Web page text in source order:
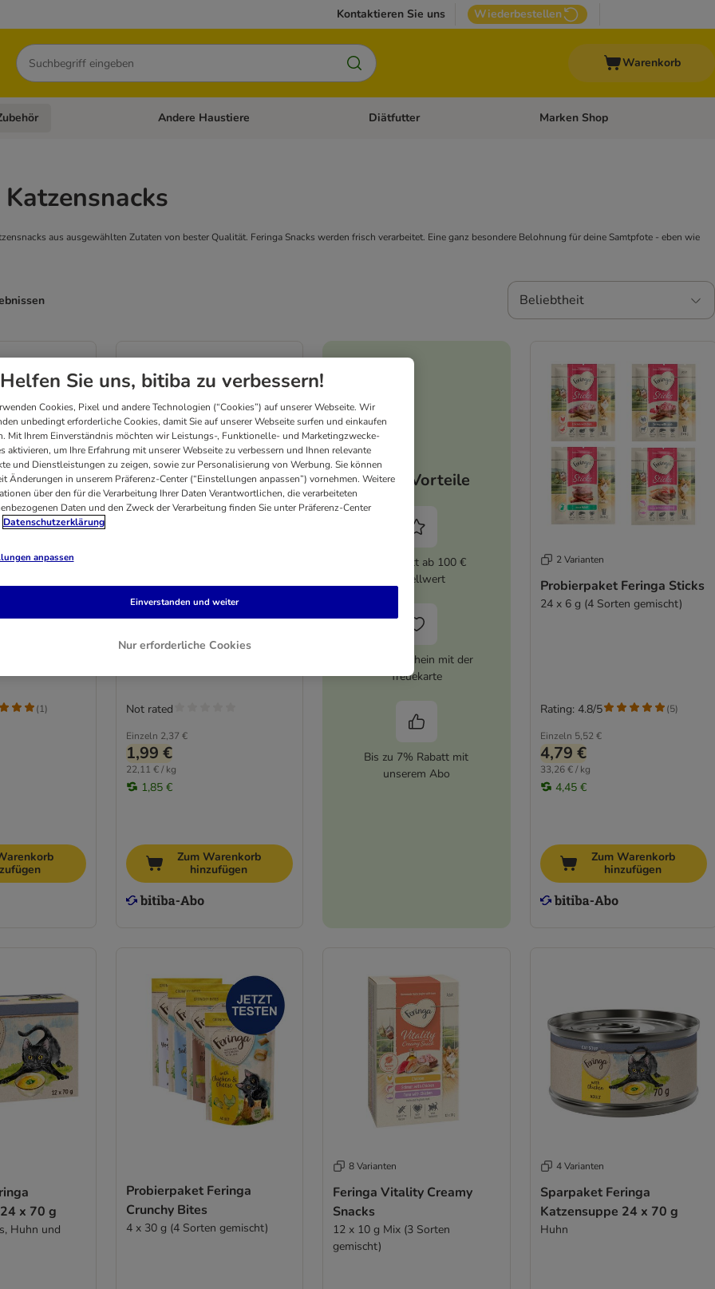
Kontaktieren Sie uns Wiederbestellen
Suchen
Warenkorb
Hundefutter und Zubehör Kategorie-Menü öffnen: Katzenfutter und Zubehör
Andere Haustiere Kategorie-Menü öffnen: Andere Haustiere
Diätfutter Kategorie-Menü öffnen: Diätfutter
Marken Shop
aus ausgewählten Zutaten von bester Qualität. Feringa Snacks werden frisch verarbeitet. Eine ganz besondere Belohnung für deine Samtpfote - eben wie
Beliebtheit
Bites
(1)
Feringa Crunchy Bites Huhn
& Käse
3 x 30 g
Einzeln 2,37 €
1,99 €
22,11 € / kg
1,85 €
Not rated
Zum Warenkorb
hinzufügen
Deine Vorteile
5% Rabatt ab 100 €
Bestellwert
10 € Gutschein mit der
Treuekarte
Bis zu 7% Rabatt mit
unserem Abo
2 Varianten
Probierpaket Feringa Sticks
24 x 6 g (4 Sorten gemischt)
Einzeln 5,52 €
4,79 €
33,26 € / kg
4,45 €
Rating: 4.8/5 (5)
Zum Warenkorb
hinzufügen
x 70 g
Huhn und
Probierpaket Feringa
Crunchy Bites
4 x 30 g (4 Sorten gemischt)
8 Varianten
Feringa Vitality Creamy
Snacks
12 x 10 g Mix (3 Sorten
gemischt)
4 Varianten
Sparpaket Feringa
Katzensuppe 24 x 70 g
Huhn
Helfen Sie uns, bitiba zu verbessern!
Cookies, Pixel und andere Technologien (“Cookies”) auf unserer Webseite. Wir
unbedingt erforderliche Cookies, damit Sie auf unserer Webseite surfen und einkaufen
Mit Ihrem Einverständnis möchten wir Leistungs-, Funktionelle- und Marketingzwecke-
aktivieren, um Ihre Erfahrung mit unserer Webseite zu verbessern und Ihnen relevante
und Dienstleistungen zu zeigen, sowie zur Personalisierung von Werbung. Sie können
Änderungen in unserem Präferenz-Center (“Einstellungen anpassen”) vornehmen. Weitere
über den für die Verarbeitung Ihrer Daten Verantwortlichen, die verarbeiteten
Daten und den Zweck der Verarbeitung finden Sie unter Präferenz-Center
Datenschutzerklärung
anpassen
Nur erforderliche Cookies
Einverstanden und weiter